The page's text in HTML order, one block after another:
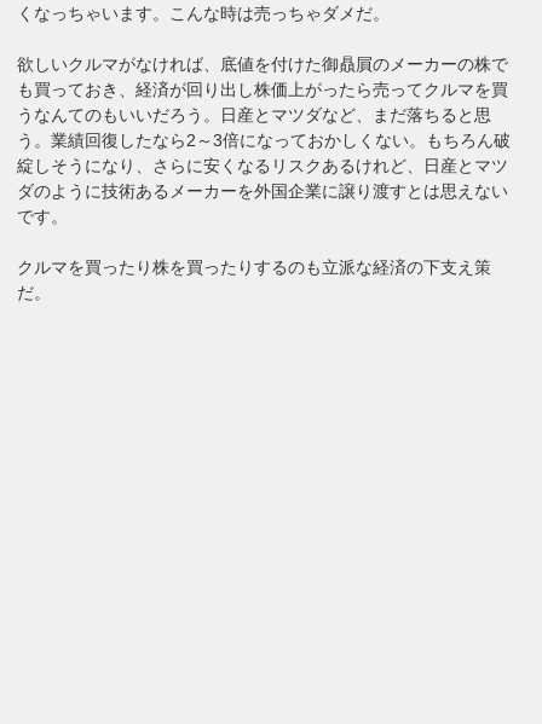
くなっちゃいます。こんな時は売っちゃダメだ。
欲しいクルマがなければ、底値を付けた御贔屓のメーカーの株で
も買っておき、経済が回り出し株価上がったら売ってクルマを買
うなんてのもいいだろう。日産とマツダなど、まだ落ちると思
う。業績回復したなら2～3倍になっておかしくない。もちろん破
綻しそうになり、さらに安くなるリスクあるけれど、日産とマツ
ダのように技術あるメーカーを外国企業に譲り渡すとは思えない
です。
クルマを買ったり株を買ったりするのも立派な経済の下支え策
だ。